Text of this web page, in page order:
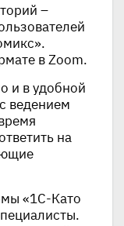
–
в Zoom.
и в удобной
ведением
на
«1С-Като